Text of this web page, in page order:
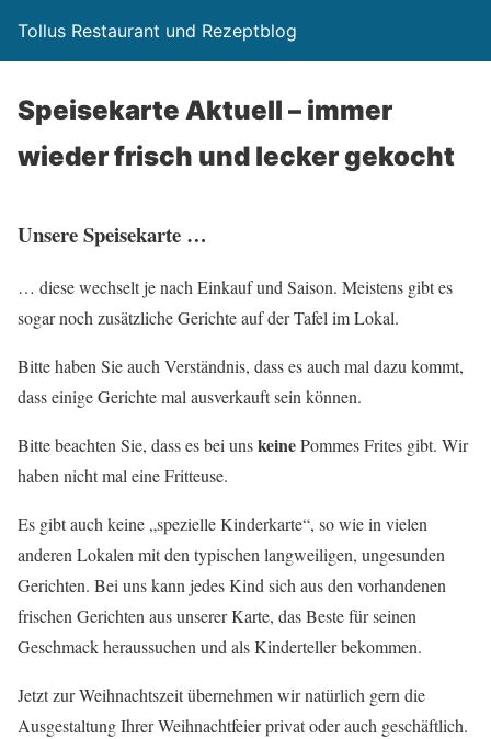
Tollus Restaurant und Rezeptblog
Speisekarte Aktuell – immer
wieder frisch und lecker gekocht
Unsere Speisekarte …
… diese wechselt je nach Einkauf und Saison. Meistens gibt es
sogar noch zusätzliche Gerichte auf der Tafel im Lokal.
Bitte haben Sie auch Verständnis, dass es auch mal dazu kommt,
dass einige Gerichte mal ausverkauft sein können.
Bitte beachten Sie, dass es bei unskeinePommes Frites gibt. Wir
haben nicht mal eine Fritteuse.
Es gibt auch keine „spezielle Kinderkarte“, so wie in vielen
anderen Lokalen mit den typischen langweiligen, ungesunden
Gerichten. Bei uns kann jedes Kind sich aus den vorhandenen
frischen Gerichten aus unserer Karte, das Beste für seinen
Geschmack heraussuchen und als Kinderteller bekommen.
Jetzt zur Weihnachtszeit übernehmen wir natürlich gern die
Ausgestaltung Ihrer Weihnachtfeier privat oder auch geschäftlich.